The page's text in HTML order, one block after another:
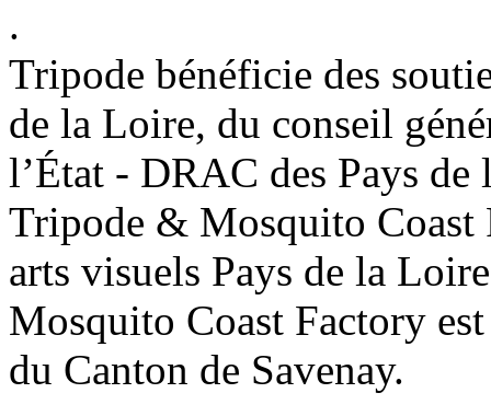
.
Tripode bénéficie des
de la Loire, du conseil
l’État - DRAC des Pays de
Tripode & Mosquito Coast
arts visuels Pays de la
Mosquito Coast Factory
du Canton de Savenay.